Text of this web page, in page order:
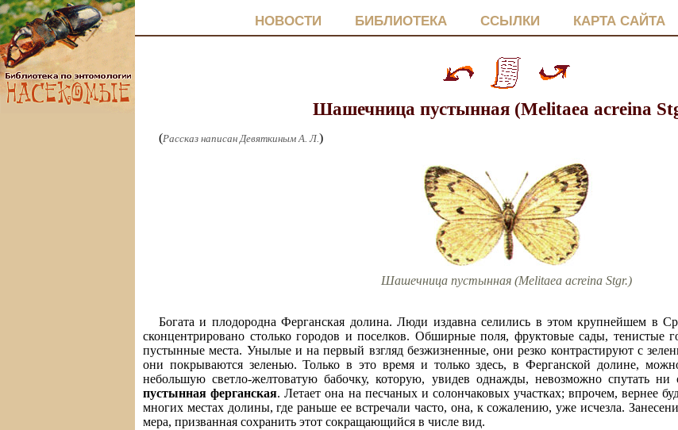
НОВОСТИ БИБЛИОТЕКА ССЫЛКИ КАРТА САЙТА
Шашечница пустынная (Melitaea acreina
(Рассказ написан Девяткиным А. Л.)
Шашечница пустынная (Melitaea acreina Stgr.)
Богата и плодородна Ферганская долина. Люди издавна селились в этом крупнейшем в
сконцентрировано столько городов и поселков. Обширные поля, фруктовые сады, тенистые
пустынные места. Унылые и на первый взгляд безжизненные, они резко контрастируют с
они покрываются зеленью. Только в это время и только здесь, в Ферганской долине,
небольшую светло-желтоватую бабочку, которую, увидев однажды, невозможно спутать
пустынная ферганская. Летает она на песчаных и солончаковых участках; впрочем, вернее
многих местах долины, где раньше ее встречали часто, она, к сожалению, уже исчезла.
мера, призванная сохранить этот сокращающийся в числе вид.